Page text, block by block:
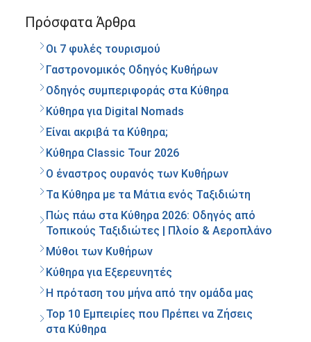
Πρόσφατα Άρθρα
Οι 7 φυλές τουρισμού
Γαστρονομικός Οδηγός Κυθήρων
Οδηγός συμπεριφοράς στα Κύθηρα
Κύθηρα για Digital Nomads
Είναι ακριβά τα Κύθηρα;
Κύθηρα Classic Tour 2026
Ο έναστρος ουρανός των Κυθήρων
Τα Κύθηρα με τα Μάτια ενός Ταξιδιώτη
Πώς πάω στα Κύθηρα 2026: Οδηγός από
Τοπικούς Ταξιδιώτες | Πλοίο & Αεροπλάνο
Μύθοι των Κυθήρων
Κύθηρα για Εξερευνητές
Η πρόταση του μήνα από την ομάδα μας
Top 10 Εμπειρίες που Πρέπει να Ζήσεις
στα Κύθηρα